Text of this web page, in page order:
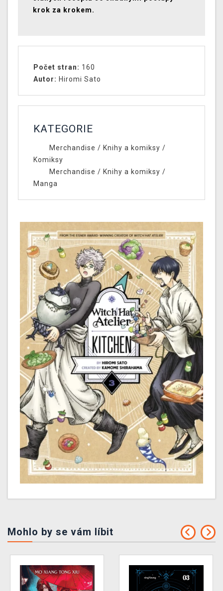
krok za krokem.
Počet stran: 160
Autor: Hiromi Sato
KATEGORIE
Merchandise / Knihy a komiksy /
Komiksy
Merchandise / Knihy a komiksy /
Manga
Mohlo by se vám líbit